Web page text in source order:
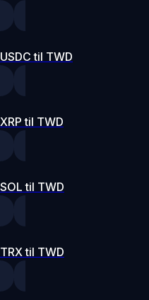
USDC til TWD
XRP til TWD
SOL til TWD
TRX til TWD